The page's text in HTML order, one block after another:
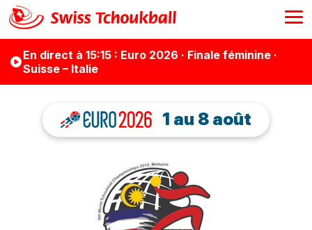
En direct à 15:15: Euro 2026 · Finale féminine ·
Suisse – Italie
1 au 8 août